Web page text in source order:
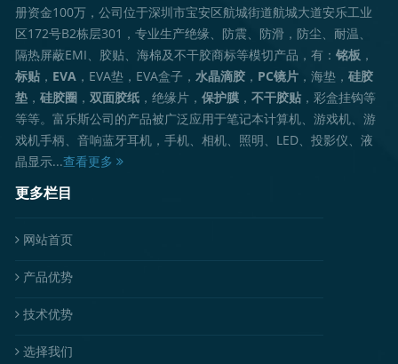
册资金100万，公司位于深圳市宝安区航城街道航城大道安乐工业
区172号B2栋层301，专业生产绝缘、防震、防滑，防尘、耐温、
隔热屏蔽EMI、胶贴、海棉及不干胶商标等模切产品，有：铭板 ，
标贴 ， EVA ，EVA垫，EVA盒子， 水晶滴胶 ， PC镜片 ，海垫，硅胶
垫 ，硅胶圈 ，双面胶纸 ，绝缘片，保护膜 ，不干胶贴 ，彩盒挂钩等
等等。富乐斯公司的产品被广泛应用于笔记本计算机、游戏机、游
戏机手柄、音响蓝牙耳机，手机、相机、照明、LED、投影仪、液
晶显示...查看更多
更多栏目
网站首页
产品优势
技术优势
选择我们